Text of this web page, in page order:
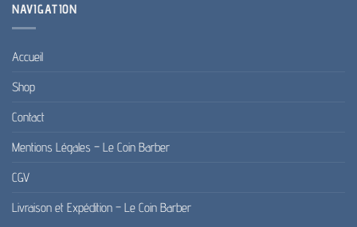
NAVIGATION
Accueil
Shop
Contact
Mentions Légales – Le Coin Barber
CGV
Livraison et Expédition – Le Coin Barber